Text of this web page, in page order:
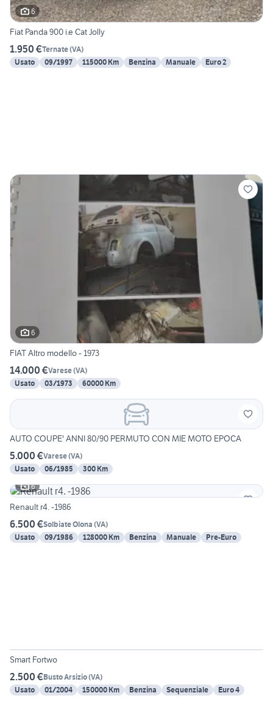
6
Fiat Panda 900 i.e Cat Jolly
1.950 €Ternate(VA)
Usato
09/1997 115000 Km Benzina Manuale Euro 2
6
FIAT Altro modello - 1973
14.000 €Varese(VA)
Usato
03/1973 60000 Km
AUTO COUPE' ANNI 80/90 PERMUTO CON MIE MOTO EPOCA
5.000 €Varese(VA)
Usato
06/1985
300 Km
6
Renault r4. -1986
6.500 €Solbiate Olona (VA)
Usato
09/1986 128000 Km Benzina Manuale Pre-Euro
Smart Fortwo
2.500 €Busto Arsizio(VA)
Usato
01/2004 150000 Km Benzina Sequenziale Euro 4